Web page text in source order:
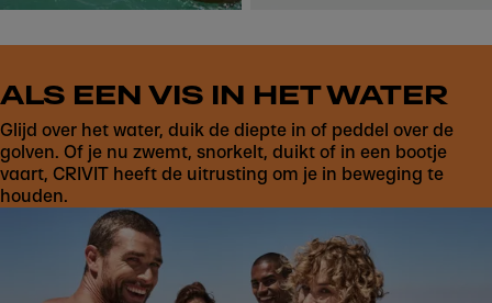
ALS EEN VIS IN HET WATER
Glijd over het water, duik de diepte in of peddel over de
golven. Of je nu zwemt, snorkelt, duikt of in een bootje
vaart, CRIVIT heeft de uitrusting om je in beweging te
houden.